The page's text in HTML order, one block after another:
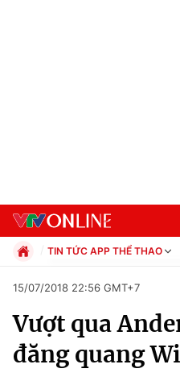
Chuyên mục
Chính trị
TIN TỨC APP THỂ THAO
Xã hội
Pháp luật
Kinh tế
Thể thao
15/07/2018 22:56 GMT+7
Vượt qua
đăng quang